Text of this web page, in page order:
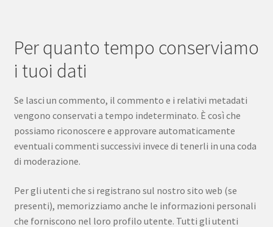
Per quanto tempo conserviamo
i tuoi dati
Se lasci un commento, il commento e i relativi metadati
vengono conservati a tempo indeterminato. È così che
possiamo riconoscere e approvare automaticamente
eventuali commenti successivi invece di tenerli in una coda
di moderazione.
Per gli utenti che si registrano sul nostro sito web (se
presenti), memorizziamo anche le informazioni personali
che forniscono nel loro profilo utente. Tutti gli utenti